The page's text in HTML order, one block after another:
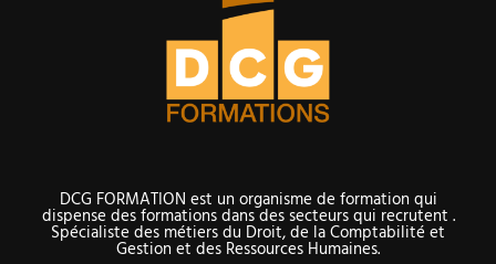
DCG FORMATION est un organisme de formation qui
dispense des formations dans des secteurs qui recrutent .
Spécialiste des métiers du Droit, de la Comptabilité et
Gestion et des Ressources Humaines.